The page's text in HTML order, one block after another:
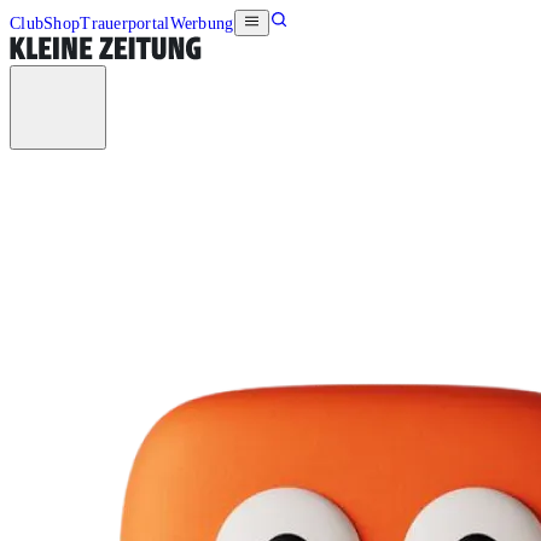
ClubShopTrauerportalWerbung